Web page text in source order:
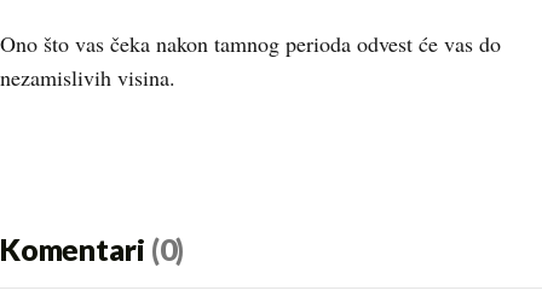
Ono što vas čeka nakon tamnog perioda odvest će vas do
nezamislivih visina.
Komentari (0)